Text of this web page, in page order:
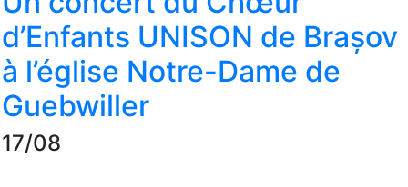
d’Enfants UNISON de Brașov
à l’église Notre-Dame de
Guebwiller
17/08